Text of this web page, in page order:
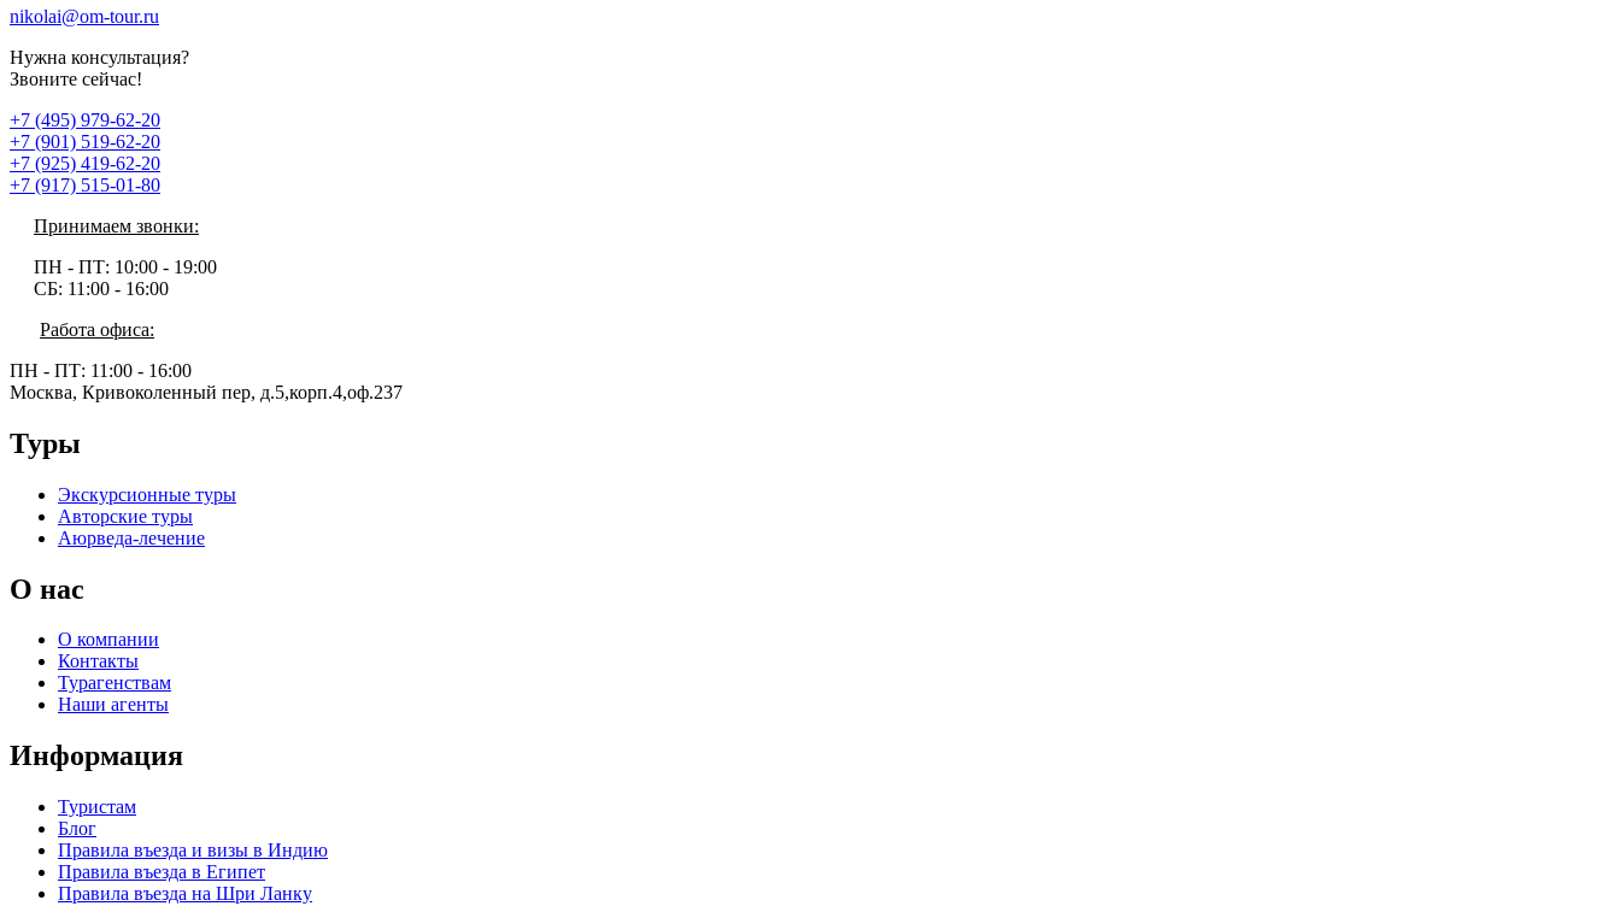
nikolai@om-tour.ru
Нужна консультация?
Звоните сейчас!
+7 (495) 979-62-20
+7 (901) 519-62-20
+7 (925) 419-62-20
+7 (917) 515-01-80
Принимаем звонки:
ПН - ПТ: 10:00 - 19:00
СБ: 11:00 - 16:00
Работа офиса:
ПН - ПТ: 11:00 - 16:00
Москва, Кривоколенный пер, д.5,корп.4,оф.237
Туры
Экскурсионные туры
Авторские туры
Аюрведа-лечение
О нас
О компании
Контакты
Турагенствам
Наши агенты
Информация
Туристам
Блог
Правила въезда и визы в Индию
Правила въезда в Египет
Правила въезда на Шри Ланку